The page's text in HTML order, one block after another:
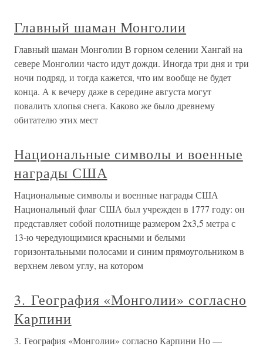
Главный шаман Монголии
Главный шаман Монголии В горном селении Хангай на
севере Монголии часто идут дожди. Иногда три дня и три
ночи подряд, и тогда кажется, что им вообще не будет
конца. А к вечеру даже в середине августа могут
повалить хлопья снега. Каково же было древнему
обитателю этих мест
Национальные символы и военные
награды США
Национальные символы и военные награды США
Национальный флаг США был учрежден в 1777 году: он
представляет собой полотнище размером 2х3,5 метра с
13-ю чередующимися красными и белыми
горизонтальными полосами и синим прямоугольником в
верхнем левом углу, на котором
3. География «Монголии» согласно
Карпини
3. География «Монголии» согласно Карпини Но —